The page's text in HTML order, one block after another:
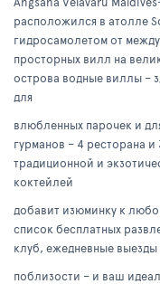
расположился в атолле
гидросамолетом от
просторных вилл на
острова водные виллы –
для
влюбленных парочек и
гурманов – 4 ресторана
традиционной и
коктейлей
добавит изюминку к
список бесплатных
клуб, ежедневные
поблизости – и ваш